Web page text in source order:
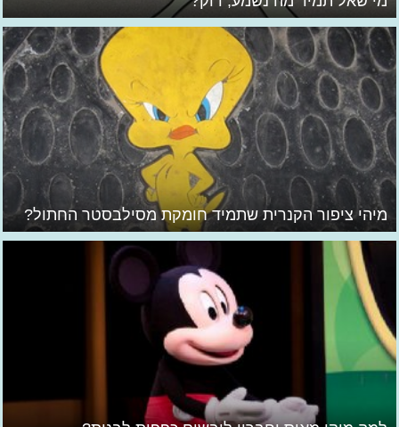
מיהי ציפור הקנרית שתמיד חומקת מסילבסטר החתול?